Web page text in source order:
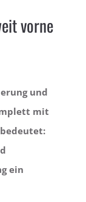
vorne
und
mit
ein